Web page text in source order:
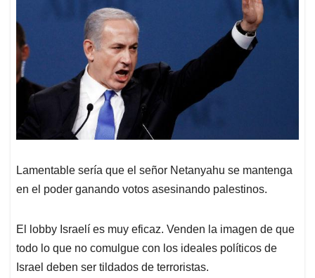
Lamentable sería que el señor Netanyahu se mantenga
en el poder ganando votos asesinando palestinos.
El lobby Israelí es muy eficaz. Venden la imagen de que
todo lo que no comulgue con los ideales políticos de
Israel deben ser tildados de terroristas.